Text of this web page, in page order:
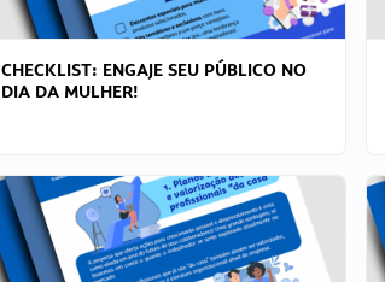
CHECKLIST: ENGAJE SEU PÚBLICO NO
DIA DA MULHER!